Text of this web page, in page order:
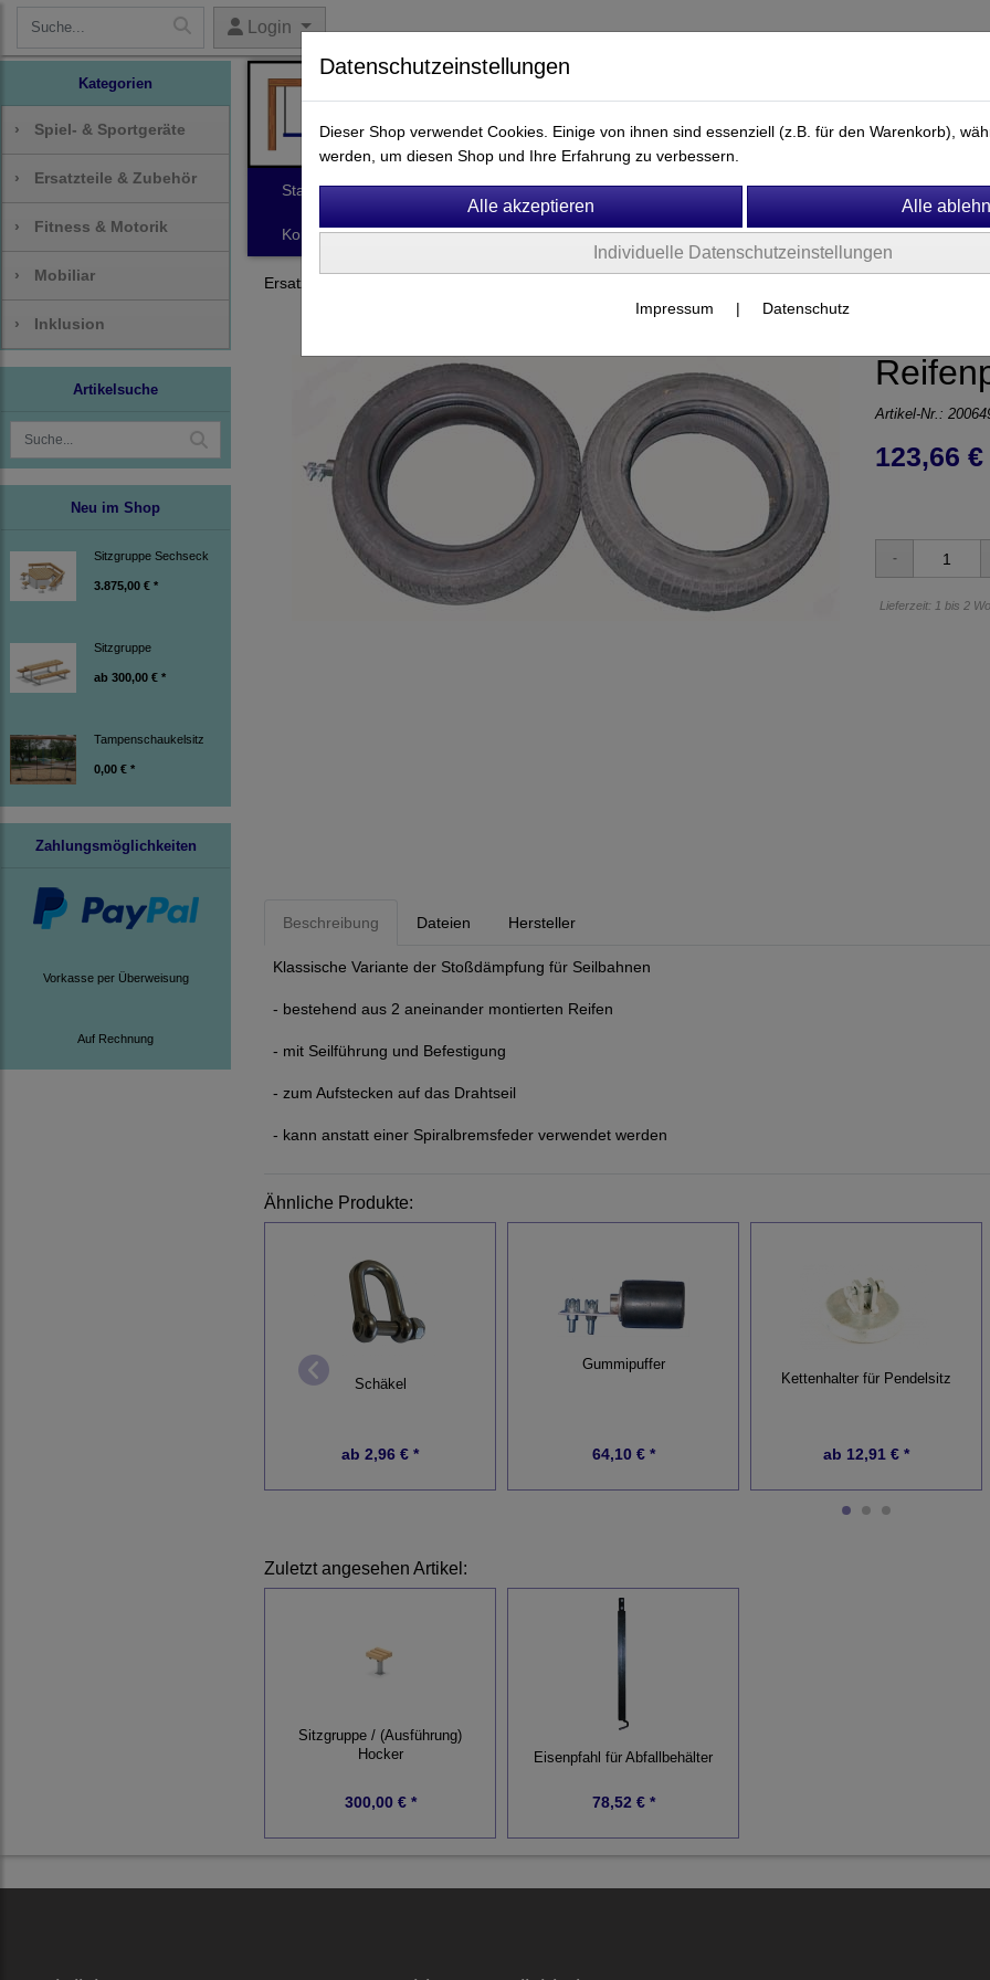
Login
Kategorien
› Spiel- & Sportgeräte
› Ersatzteile & Zubehör
› Fitness & Motorik
› Mobiliar
› Inklusion
Artikelsuche
Neu im Shop
Sitzgruppe Sechseck
3.875,00 € *
Sitzgruppe
ab 300,00 € *
Tampenschaukelsitz
0,00 € *
Zahlungsmöglichkeiten
Vorkasse per Überweisung
Auf Rechnung
Start Spiel- & Sportgeräte Ersatzteile & Zubehör Fitness & Motorik Mobiliar
Kontakt
Ersatzteile & Zubehör
Artikel-Nr.:
123,66 €
Lieferzeit: 1 bis 2
Beschreibung Dateien Hersteller
Klassische Variante der Stoßdämpfung für Seilbahnen
- bestehend aus 2 aneinander montierten Reifen
- mit Seilführung und Befestigung
- zum Aufstecken auf das Drahtseil
- kann anstatt einer Spiralbremsfeder verwendet werden
Ähnliche Produkte:
Schäkel
ab 2,96 € *
Gummipuffer
64,10 € *
Kettenhalter für Pendelsitz
ab 12,91 € *
Zuletzt angesehen Artikel:
Sitzgruppe / (Ausführung)
Hocker
300,00 € *
Eisenpfahl für Abfallbehälter
78,52 € *
Datenschutzeinstellungen
Dieser Shop verwendet Cookies. Einige von ihnen sind essenziell (z.B. für den Warenkorb),
werden, um diesen Shop und Ihre Erfahrung zu verbessern.
Individuelle Datenschutzeinstellungen
Impressum | Datenschutz